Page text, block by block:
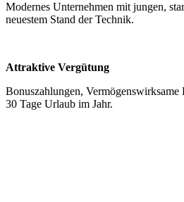
Modernes Unternehmen mit jungen,
neuestem Stand der Technik.
Attraktive Vergütung
Bonuszahlungen,
30 Tage Urlaub im Jahr.